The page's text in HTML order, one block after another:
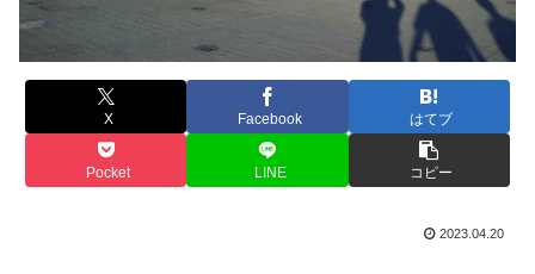
X Facebook はてブ
Pocket LINE コピー
2023.04.20